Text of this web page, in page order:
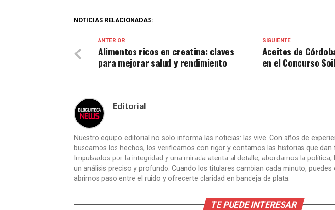
NOTICIAS RELACIONADAS:
SIGUIENTE
Aceites de
en el Concurso
ANTERIOR
Alimentos ricos en creatina: claves
para mejorar salud y rendimiento
Editorial
Nuestro equipo editorial no solo informa las noticias: las vive. Con años de
buscamos los hechos, los verificamos con rigor y contamos las historias que
Impulsados por la integridad y una mirada atenta al detalle, abordamos la
un análisis preciso y profundo. Cuando los titulares cambian cada minuto,
abrirnos paso entre el ruido y ofrecerte claridad en bandeja de plata.
TE PUEDE INTERESAR